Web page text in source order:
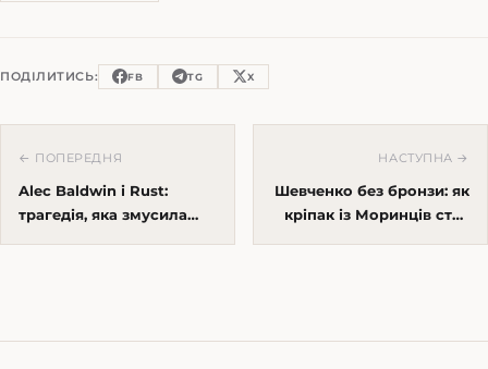
ПОДІЛИТИСЬ: FB TG X
← ПОПЕРЕДНЯ
Alec Baldwin і Rust:
трагедія, яка змусила
НАСТУПНА →
Шевченко без бронзи: як
кріпак із Моринців став